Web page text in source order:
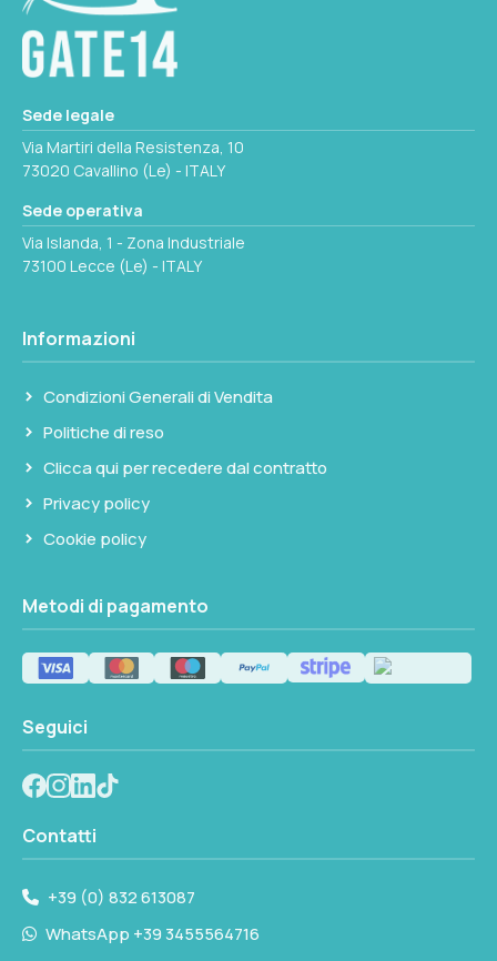
e modello Sogliola. È indicata per operazioni
di manutenzione ordinaria o per la
sostituzione in caso di usura, crepe,
originale.
Prima di procedere alla sostituzione, svuotare
il serbatoio e verificare le condizioni del
portagomma di pescaggio nella stessa
occasione. Controllare anche lo stato del
intervenire su più componenti in un'unica
apertura del serbatoio riduce i tempi di fermo
barca e il rischio di perdite successive. Dopo
il montaggio, verificare la tenuta prima di
Sede legale
Via Martiri della Resistenza, 10
73020 Cavallino (Le) - ITALY
Sede operativa
Via Islanda, 1 - Zona Industriale
73100 Lecce (Le) - ITALY
Informazioni
Condizioni Generali di Vendita
Politiche di reso
Clicca qui per recedere dal contratto
Privacy policy
Cookie policy
Metodi di pagamento
Seguici
Contatti
+39 (0) 832 613087
WhatsApp +39 3455564716